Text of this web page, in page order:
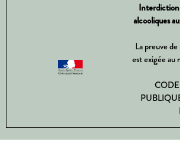
Interdiction
alcooliques
La preuve
est exigée